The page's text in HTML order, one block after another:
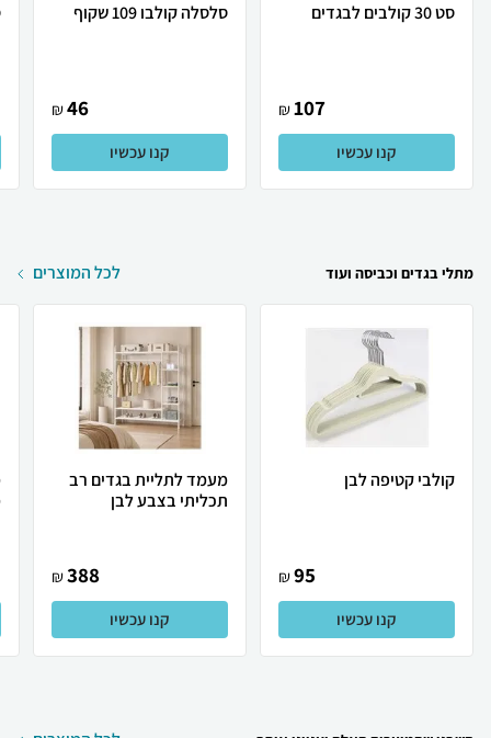
סט 30 קולבים לבגדים
107
₪
קנו עכשיו
סלסלה קולבו 109 שקוף
46
₪
קנו עכשיו
מתלי בגדים וכביסה ועוד לכל המוצרים
קולבי קטיפה לבן
95
₪
קנו עכשיו
מעמד לתליית בגדים רב
תכליתי בצבע לבן
388
₪
קנו עכשיו